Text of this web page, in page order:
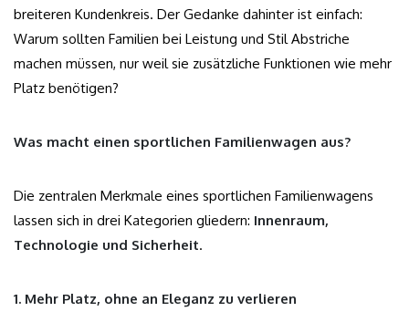
breiteren Kundenkreis. Der Gedanke dahinter ist einfach:
Warum sollten Familien bei Leistung und Stil Abstriche
machen müssen, nur weil sie zusätzliche Funktionen wie mehr
Platz benötigen?
Was macht einen sportlichen Familienwagen aus?
Die zentralen Merkmale eines sportlichen Familienwagens
lassen sich in drei Kategorien gliedern: Innenraum,
Technologie und Sicherheit.
1. Mehr Platz, ohne an Eleganz zu verlieren